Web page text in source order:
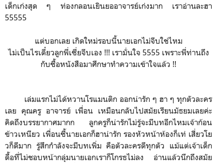
เด็กเก่งสุด ๆ ท่องกลอนเยินยออาจารย์เก่งมาก เราอ่านละฮา
55555
แต่บอกเลย เกิดใหม่รอบนี้นายเอกไม่จีบใช่ไหม
ไม่เป็นไรเดี๋ยวลูกพี่เซี่ยจีบเอง !!! เรามั่นใจ 5555 เพราะพี่ท่านถึง
กับซื้อหนังสือมาศึกษาทำความเข้าใจแล้ว !!
เล่มแรกไม่ได้หวานโรแมนติก ออกน่ารัก ๆ ฮา ๆ ทุกตัวละคร
เลย คุณครู อาจารย์ เพื่อน เหมือนกลับไปสมัยเรียนมัธยมเลยค่ะ
คิดถึงบรรยากาศมากก ลูกครูก็น่ารักไม่รู้จะมีบทอีกไหมเจ้าก้อน
ข้าวเหนียว เพื่อนซี้นายเอกก็ฮาน่ารัก รองหัวหน้าห้องก็เท่ เสี่ยวโย
วก็ดีมาก รู้สึกกำลังจะมีบทเพิ่ม คือตัวละครดีทุกตัว แม้แต่เจ้าเด็ก
ดื้อที่ไม่ชอบหน้ากลุ่มนายเอกเราก็โกรธไม่ลง อ่านแล้วนึกถึงสมัย